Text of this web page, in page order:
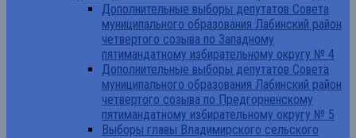
Дополнительные выборы депутатов Совета
муниципального образования Лабинский район
четвертого созыва по Западному
пятимандатному избирательному округу № 4
Дополнительные выборы депутатов Совета
муниципального образования Лабинский район
четвертого созыва по Предгорненскому
пятимандатному избирательному округу № 5
Выборы главы Владимирского сельского